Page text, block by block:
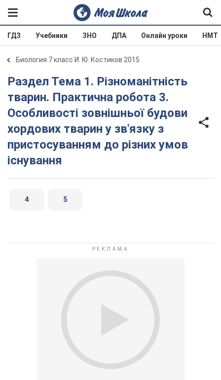
ГДЗ Учебники ЗНО ДПА Онлайн уроки НМТ
Биология 7 класс И. Ю. Костиков 2015
Раздел Тема 1. Різноманітність
тварин. Практична робота 3.
Особливості зовнішньої будови
хордових тварин у зв'язку з
пристосуванням до різних умов
існування
4 5